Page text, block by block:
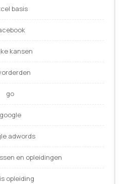
basis
kansen
go
google
adwords
en opleidingen
opleiding